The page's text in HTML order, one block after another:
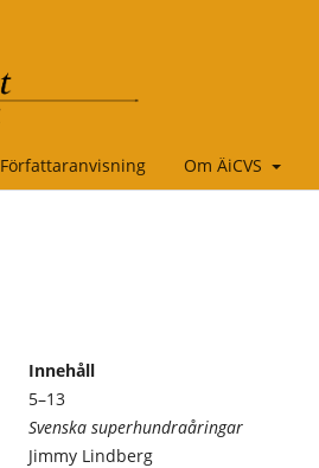
Författaranvisning Om ÄiCVS
Innehåll
5–13
Svenska superhundraåringar
Jimmy Lindberg